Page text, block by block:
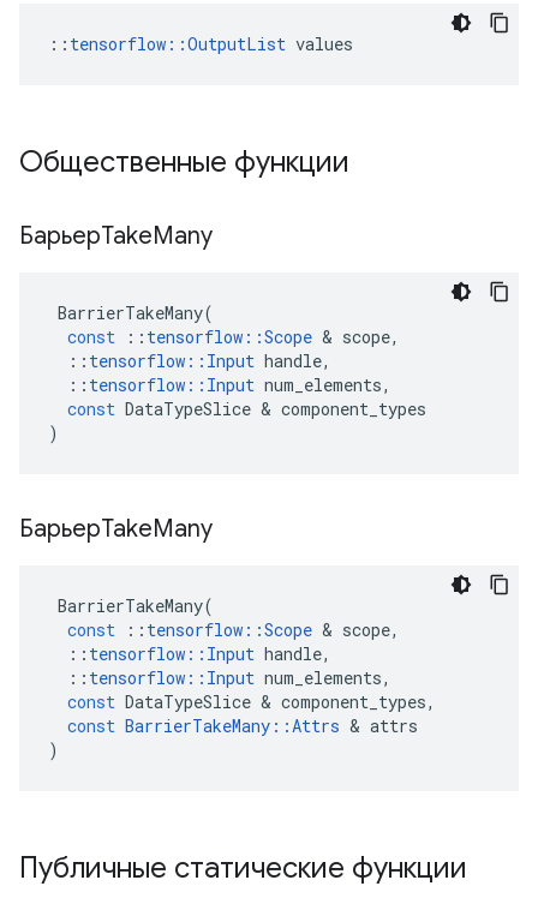
:: tensorflow::OutputList values
Общественные функции
БарьерTakeMany
BarrierTakeMany(
const
:: tensorflow ::Scope & scope,
:: tensorflow :: Input handle,
:: tensorflow :: Input num_elements,
const DataTypeSlice & component_types
)
БарьерTakeMany
BarrierTakeMany(
const
:: tensorflow ::Scope & scope,
:: tensorflow :: Input handle,
:: tensorflow :: Input num_elements,
const DataTypeSlice & component_types,
const BarrierTakeMany ::Attrs & attrs
)
Публичные статические функции